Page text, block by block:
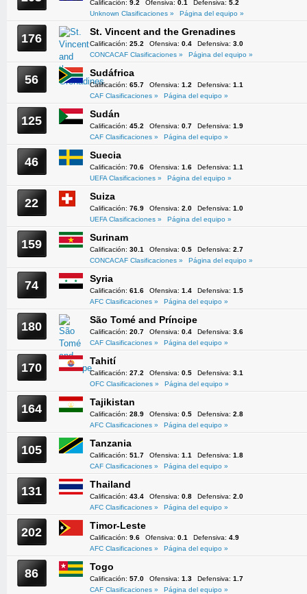
Calificación: 9.2 Ofensiva: 0.1 Defensiva: 5.2
Unknown Clasificaciones »
Página del equipo »
176 St. Vincent and the Grenadines
Calificación: 25.2 Ofensiva: 0.4 Defensiva: 3.0
CONCACAF Clasificaciones »
Página del equipo »
56 Sudáfrica
Calificación: 65.7 Ofensiva: 1.2 Defensiva: 1.1
CAF Clasificaciones »
Página del equipo »
125 Sudán
Calificación: 45.2 Ofensiva: 0.7 Defensiva: 1.9
CAF Clasificaciones »
Página del equipo »
46 Suecia
Calificación: 70.6 Ofensiva: 1.6 Defensiva: 1.1
UEFA Clasificaciones »
Página del equipo »
22 Suiza
Calificación: 76.9 Ofensiva: 2.0 Defensiva: 1.0
UEFA Clasificaciones »
Página del equipo »
159 Surinam
Calificación: 30.1 Ofensiva: 0.5 Defensiva: 2.7
CONCACAF Clasificaciones »
Página del equipo »
74 Syria
Calificación: 61.6 Ofensiva: 1.4 Defensiva: 1.5
AFC Clasificaciones »
Página del equipo »
180 São Tomé and Príncipe
Calificación: 20.7 Ofensiva: 0.4 Defensiva: 3.6
CAF Clasificaciones »
Página del equipo »
170 Tahití
Calificación: 27.2 Ofensiva: 0.5 Defensiva: 3.1
OFC Clasificaciones »
Página del equipo »
164 Tajikistan
Calificación: 28.9 Ofensiva: 0.5 Defensiva: 2.8
AFC Clasificaciones »
Página del equipo »
105 Tanzania
Calificación: 51.7 Ofensiva: 1.1 Defensiva: 1.8
CAF Clasificaciones »
Página del equipo »
131 Thailand
Calificación: 43.4 Ofensiva: 0.8 Defensiva: 2.0
AFC Clasificaciones »
Página del equipo »
202 Timor-Leste
Calificación: 9.6 Ofensiva: 0.1 Defensiva: 4.9
AFC Clasificaciones »
Página del equipo »
86 Togo
Calificación: 57.0 Ofensiva: 1.3 Defensiva: 1.7
CAF Clasificaciones »
Página del equipo »